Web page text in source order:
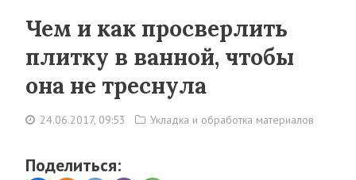
Чем и как просверлить
плитку в ванной, чтобы
она не треснула
24.06.2017, 09:53 Укладка и обработка материалов
Поделиться: